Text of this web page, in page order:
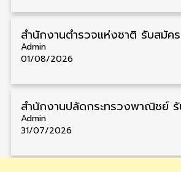
Admin
01/08/2026
Admin
31/07/2026